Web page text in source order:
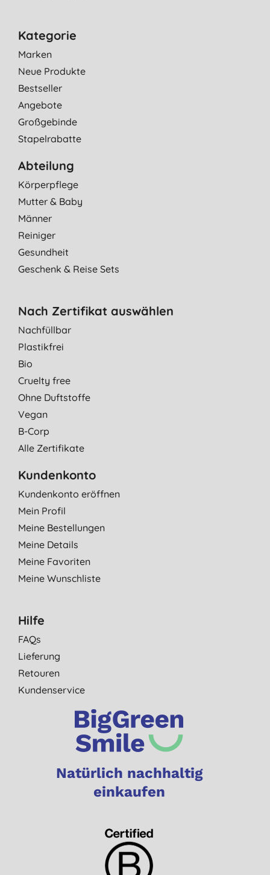
Kategorie
Marken
Neue Produkte
Bestseller
Angebote
Großgebinde
Stapelrabatte
Abteilung
Körperpflege
Mutter & Baby
Männer
Reiniger
Gesundheit
Geschenk & Reise Sets
Nach Zertifikat auswählen
Nachfüllbar
Plastikfrei
Bio
Cruelty free
Ohne Duftstoffe
Vegan
B-Corp
Alle Zertifikate
Kundenkonto
Kundenkonto eröffnen
Mein Profil
Meine Bestellungen
Meine Details
Meine Favoriten
Meine Wunschliste
Hilfe
FAQs
Lieferung
Retouren
Kundenservice
Natürlich nachhaltig
einkaufen